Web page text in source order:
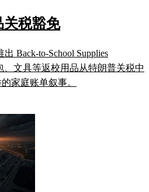
关税豁免
Back-to-School Supplies
、文具等返校用品从特朗普关税中
家庭账单叙事。